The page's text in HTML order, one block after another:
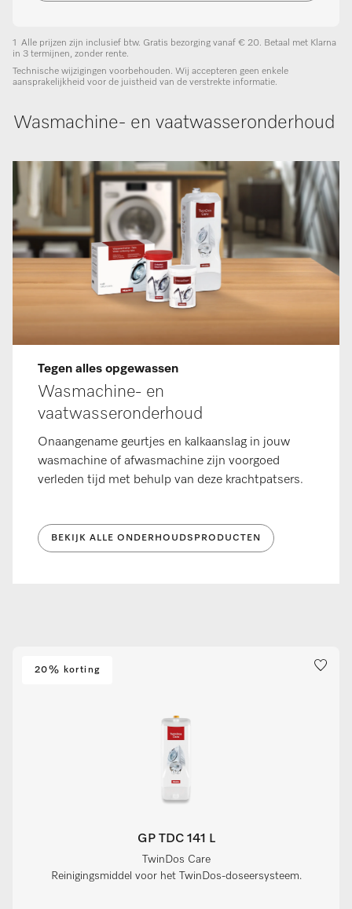
1 Alle prijzen zijn inclusief btw. Gratis bezorging vanaf € 20. Betaal met Klarna
in 3 termijnen, zonder rente.
Technische wijzigingen voorbehouden. Wij accepteren geen enkele
aansprakelijkheid voor de juistheid van de verstrekte informatie.
Wasmachine- en vaatwasseronderhoud
Tegen alles opgewassen
Wasmachine- en
vaatwasseronderhoud
Onaangename geurtjes en kalkaanslag in jouw
wasmachine of afwasmachine zijn voorgoed
verleden tijd met behulp van deze krachtpatsers.
BEKIJK ALLE ONDERHOUDSPRODUCTEN
20% korting
GP TDC 141 L
TwinDos Care
Reinigingsmiddel voor het TwinDos-doseersysteem.